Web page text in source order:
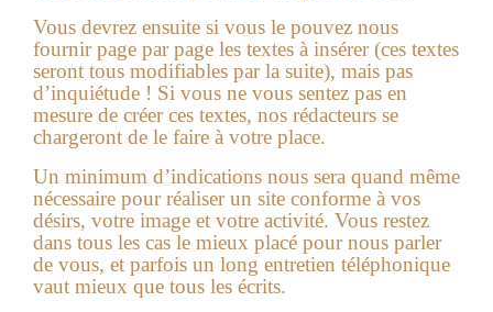
Vous devrez ensuite si vous le pouvez nous
fournir page par page les textes à insérer (ces textes
seront tous modifiables par la suite), mais pas
d’inquiétude ! Si vous ne vous sentez pas en
mesure de créer ces textes, nos rédacteurs se
chargeront de le faire à votre place.
Un minimum d’indications nous sera quand même
nécessaire pour réaliser un site conforme à vos
désirs, votre image et votre activité. Vous restez
dans tous les cas le mieux placé pour nous parler
de vous, et parfois un long entretien téléphonique
vaut mieux que tous les écrits.